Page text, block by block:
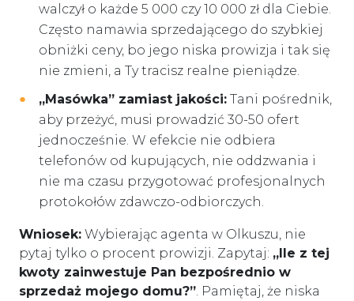
walczył o każde 5 000 czy 10 000 zł dla Ciebie.
Często namawia sprzedającego do szybkiej
obniżki ceny, bo jego niska prowizja i tak się
nie zmieni, a Ty tracisz realne pieniądze.
„Masówka” zamiast jakości: Tani pośrednik,
aby przeżyć, musi prowadzić 30-50 ofert
jednocześnie. W efekcie nie odbiera
telefonów od kupujących, nie oddzwania i
nie ma czasu przygotować profesjonalnych
protokołów zdawczo-odbiorczych.
Wniosek: Wybierając agenta w Olkuszu, nie
pytaj tylko o procent prowizji. Zapytaj: „Ile z tej
kwoty zainwestuje Pan bezpośrednio w
sprzedaż mojego domu?” . Pamiętaj, że niska